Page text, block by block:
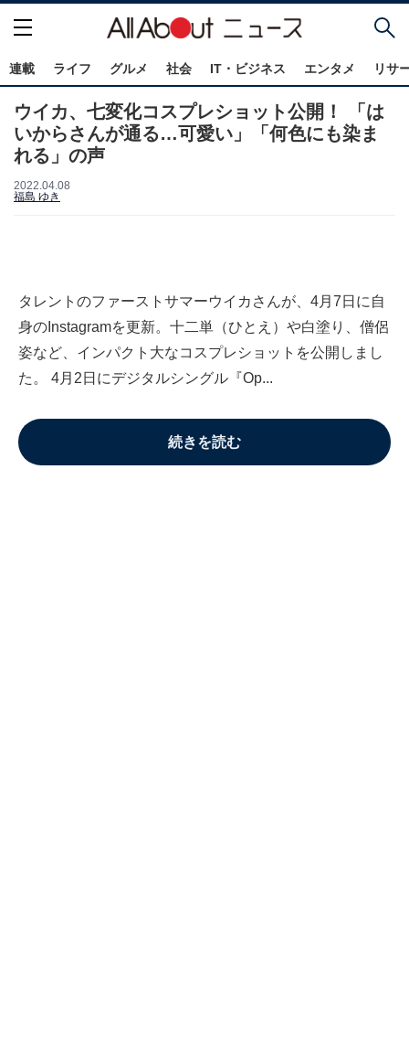
連載 ライフ グルメ 社会 IT・ビジネス エンタメ リサ
ウイカ、七変化コスプレショット公開！ 「は
いからさんが通る…可愛い」「何色にも染ま
れる」の声
2022.04.08
福島 ゆき
タレントのファーストサマーウイカさんが、4月7日に自
身のInstagramを更新。十二単（ひとえ）や白塗り、僧侶
姿など、インパクト大なコスプレショットを公開しまし
た。 4月2日にデジタルシングル『Op...
続きを読む